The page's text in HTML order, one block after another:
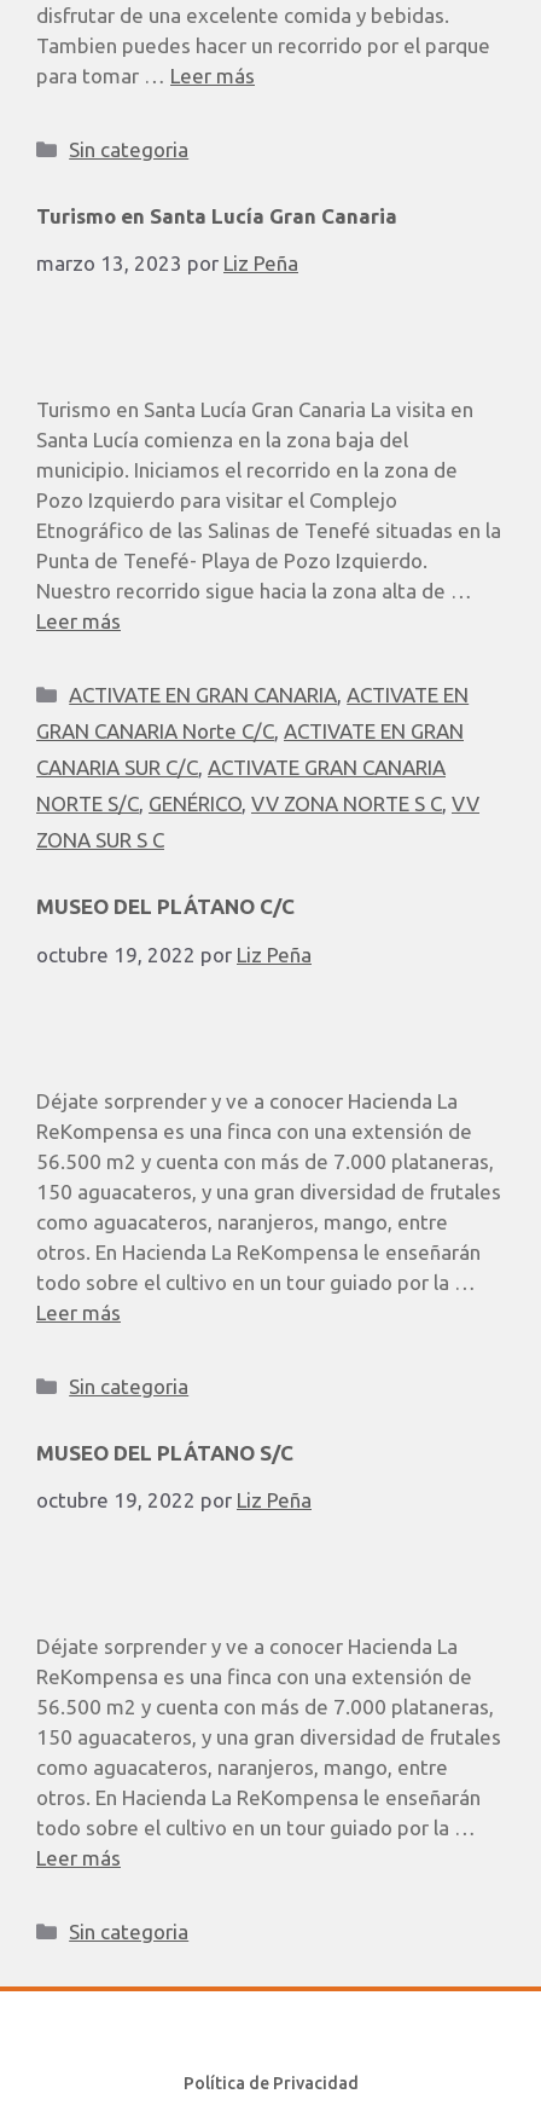
disfrutar de una excelente comida y bebidas.
Tambien puedes hacer un recorrido por el parque
para tomar … Leer más
Sin categoria
Turismo en Santa Lucía Gran Canaria
marzo 13, 2023 por Liz Peña
Turismo en Santa Lucía Gran Canaria La visita en
Santa Lucía comienza en la zona baja del
municipio. Iniciamos el recorrido en la zona de
Pozo Izquierdo para visitar el Complejo
Etnográfico de las Salinas de Tenefé situadas en la
Punta de Tenefé- Playa de Pozo Izquierdo.
Nuestro recorrido sigue hacia la zona alta de …
Leer más
ACTIVATE EN GRAN CANARIA,ACTIVATE EN
GRAN CANARIA Norte C/C, ACTIVATE EN GRAN
CANARIA SUR C/C, ACTIVATE GRAN CANARIA
NORTE S/C, GENÉRICO, VV ZONA NORTE S C, VV
ZONA SUR S C
MUSEO DEL PLÁTANO C/C
octubre 19, 2022 por Liz Peña
Déjate sorprender y ve a conocer Hacienda La
ReKompensa es una finca con una extensión de
56.500 m2 y cuenta con más de 7.000 plataneras,
150 aguacateros, y una gran diversidad de frutales
como aguacateros, naranjeros, mango, entre
otros. En Hacienda La ReKompensa le enseñarán
todo sobre el cultivo en un tour guiado por la …
Leer más
Sin categoria
MUSEO DEL PLÁTANO S/C
octubre 19, 2022 por Liz Peña
Déjate sorprender y ve a conocer Hacienda La
ReKompensa es una finca con una extensión de
56.500 m2 y cuenta con más de 7.000 plataneras,
150 aguacateros, y una gran diversidad de frutales
como aguacateros, naranjeros, mango, entre
otros. En Hacienda La ReKompensa le enseñarán
todo sobre el cultivo en un tour guiado por la …
Leer más
Sin categoria
Política de Privacidad